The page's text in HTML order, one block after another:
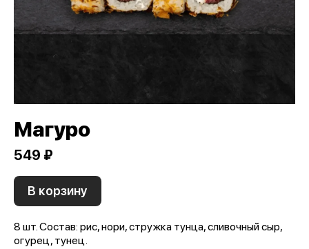
Магуро
549 ₽
В корзину
8 шт. Состав: рис, нори, стружка тунца, сливочный сыр,
огурец, тунец.